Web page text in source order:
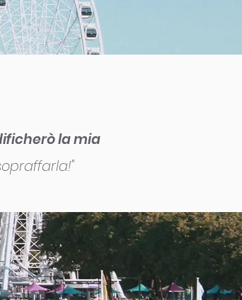
la mia